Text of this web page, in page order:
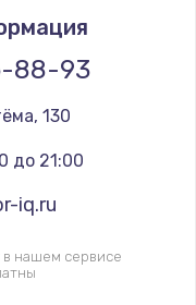
звука
88-93
130
до 21:00
iq.ru
в нашем сервисе